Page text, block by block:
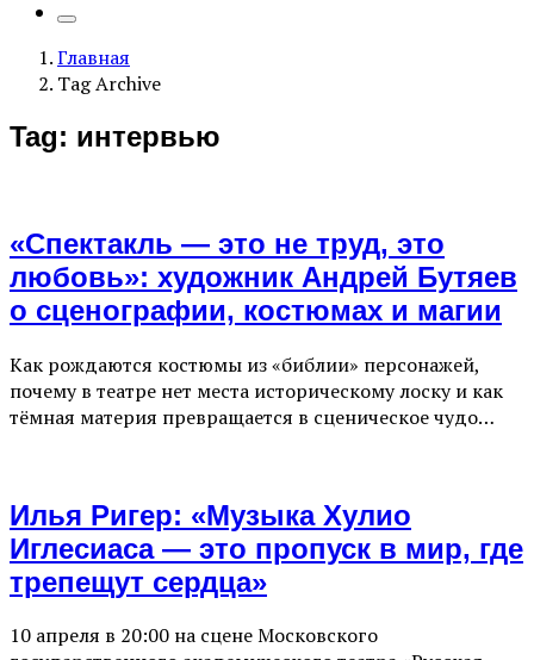
Главная
Tag Archive
Tag: интервью
«Спектакль — это не труд, это
любовь»: художник Андрей Бутяев
о сценографии, костюмах и магии
Как рождаются костюмы из «библии» персонажей,
почему в театре нет места историческому лоску и как
тёмная материя превращается в сценическое чудо…
Илья Ригер: «Музыка Хулио
Иглесиаса — это пропуск в мир, где
трепещут сердца»
10 апреля в 20:00 на сцене Московского